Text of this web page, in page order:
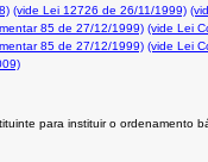
(vide Lei 12726 de 26/11/1999)
85 de 27/12/1999) (vide Lei
85 de 27/12/1999) (vide Lei
para instituir o